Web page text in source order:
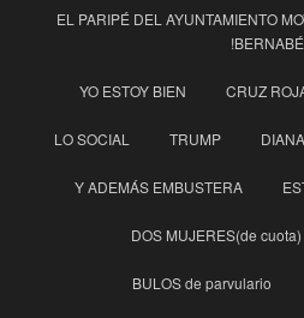
EL PARIPÉ DEL AYUNTAMIENTO
YO ESTOY BIEN CRUZ
LO SOCIAL TRUMP
Y ADEMÁS EMBUSTERA
DOS MUJERES(de
BULOS de parvulario